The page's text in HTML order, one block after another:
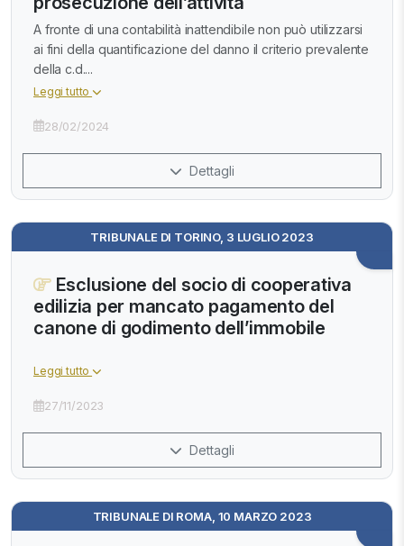
A fronte di una contabilità inattendibile non può utilizzarsi
ai fini della quantificazione del danno il criterio prevalente
della c.d....
Leggi tutto
28/02/2024
Dettagli
TRIBUNALE DI TORINO, 3 LUGLIO 2023
Esclusione del socio di cooperativa
edilizia per mancato pagamento del
canone di godimento dell’immobile
Leggi tutto
27/11/2023
Dettagli
TRIBUNALE DI ROMA, 10 MARZO 2023